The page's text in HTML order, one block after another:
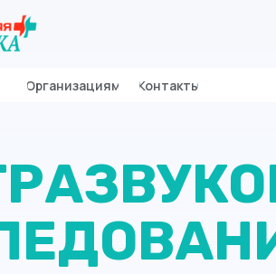
Организациям Контакты